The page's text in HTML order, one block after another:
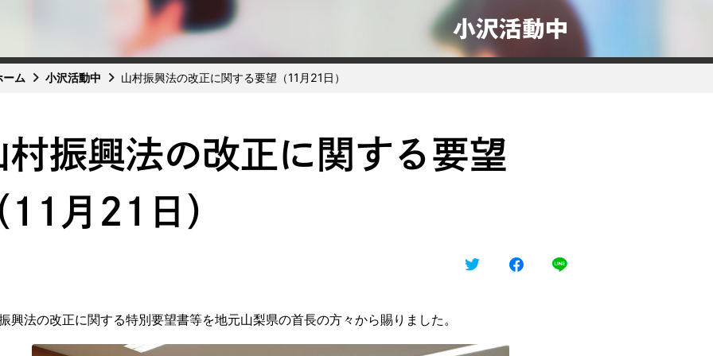
小沢活動中
ーム 小沢活動中 山村振興法の改正に関する要望（11月21日）
村振興法の改正に関する要望
11月21日）
興法の改正に関する特別要望書等を地元山梨県の首長の方々から賜りました。